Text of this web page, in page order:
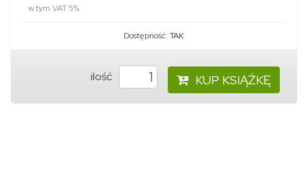
w tym VAT 5%
Dostępność: TAK
ilość KUP KSIĄŻKĘ